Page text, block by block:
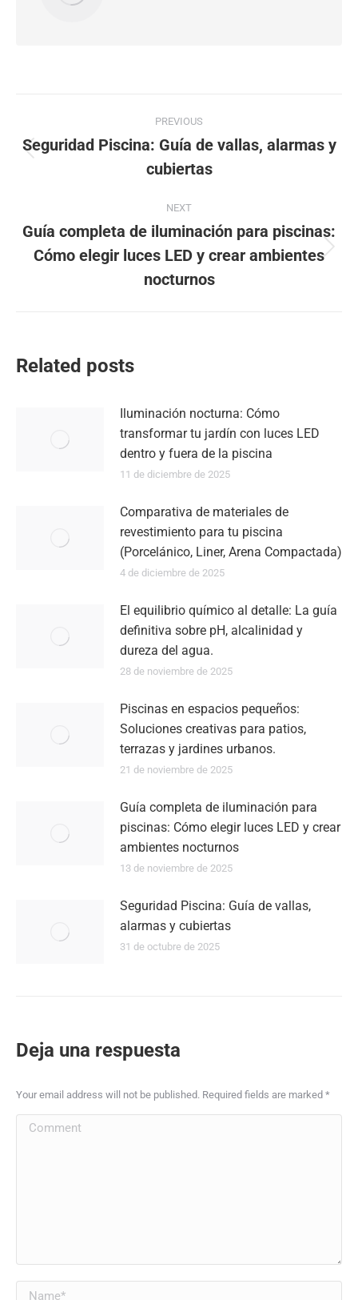
navigation
PREVIOUS
post:
Seguridad Piscina: Guía de vallas, alarmas y
cubiertas
NEXT
Next
post:
Guía completa de iluminación para piscinas:
Cómo elegir luces LED y crear ambientes
nocturnos
Related posts
Iluminación nocturna: Cómo
transformar tu jardín con luces LED
dentro y fuera de la piscina
11 de diciembre de 2025
Comparativa de materiales de
revestimiento para tu piscina
(Porcelánico, Liner, Arena Compactada)
4 de diciembre de 2025
El equilibrio químico al detalle: La guía
definitiva sobre pH, alcalinidad y
dureza del agua.
28 de noviembre de 2025
Piscinas en espacios pequeños:
Soluciones creativas para patios,
terrazas y jardines urbanos.
21 de noviembre de 2025
Guía completa de iluminación para
piscinas: Cómo elegir luces LED y crear
ambientes nocturnos
13 de noviembre de 2025
Seguridad Piscina: Guía de vallas,
alarmas y cubiertas
31 de octubre de 2025
Deja una respuesta
Your email address will not be published. Required fields are marked *
Comment
Name *